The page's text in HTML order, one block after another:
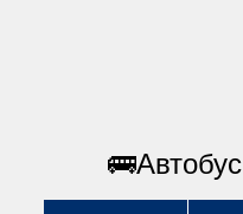
🚌Автобус